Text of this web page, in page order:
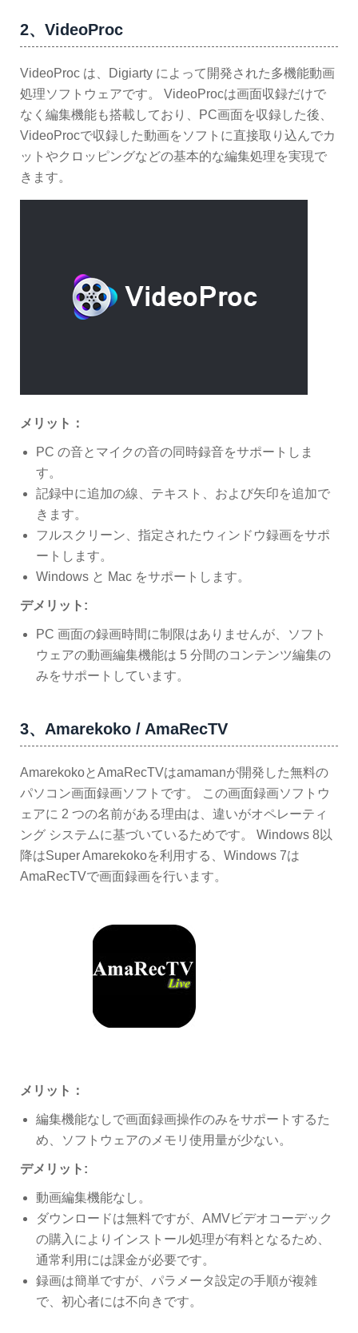
2、VideoProc
VideoProc は、Digiarty によって開発された多機能動画
処理ソフトウェアです。 VideoProcは画面収録だけで
なく編集機能も搭載しており、PC画面を収録した後、
VideoProcで収録した動画をソフトに直接取り込んでカ
ットやクロッピングなどの基本的な編集処理を実現で
きます。
メリット：
PC の音とマイクの音の同時録音をサポートしま
す。
記録中に追加の線、テキスト、および矢印を追加で
きます。
フルスクリーン、指定されたウィンドウ録画をサポ
ートします。
Windows と Mac をサポートします。
デメリット:
PC 画面の録画時間に制限はありませんが、ソフト
ウェアの動画編集機能は 5 分間のコンテンツ編集の
みをサポートしています。
3、Amarekoko / AmaRecTV
AmarekokoとAmaRecTVはamamanが開発した無料の
パソコン画面録画ソフトです。 この画面録画ソフトウ
ェアに 2 つの名前がある理由は、違いがオペレーティ
ング システムに基づいているためです。 Windows 8以
降はSuper Amarekokoを利用する、Windows 7は
AmaRecTVで画面録画を行います。
メリット：
編集機能なしで画面録画操作のみをサポートするた
め、ソフトウェアのメモリ使用量が少ない。
デメリット:
動画編集機能なし。
ダウンロードは無料ですが、AMVビデオコーデック
の購入によりインストール処理が有料となるため、
通常利用には課金が必要です。
録画は簡単ですが、パラメータ設定の手順が複雑
で、初心者には不向きです。